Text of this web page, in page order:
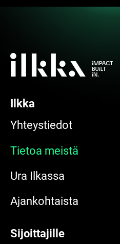
Ilkka
Yhteystiedot
Tietoa meistä
Ura Ilkassa
Ajankohtaista
Sijoittajille